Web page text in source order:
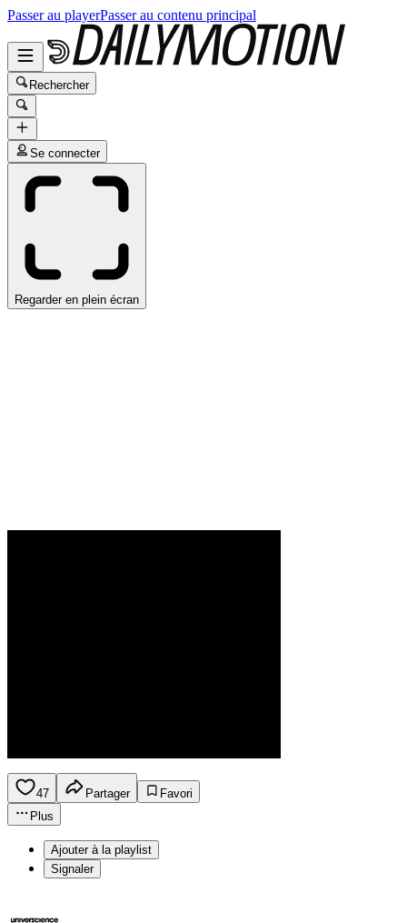
Passer au playerPasser au contenu principal
Rechercher
Se connecter
Regarder en plein écran
47 Partager
Favori
Plus
Ajouter à la playlist
Signaler